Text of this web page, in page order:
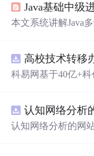
K）、预处理语句、
xec/prepare/step等
本文系统讲解Java
ocal），深入剖析
述线程间通信机制
科易网基于40亿+
新领域的AI+数智
智能化发展。
认知网络分析的网